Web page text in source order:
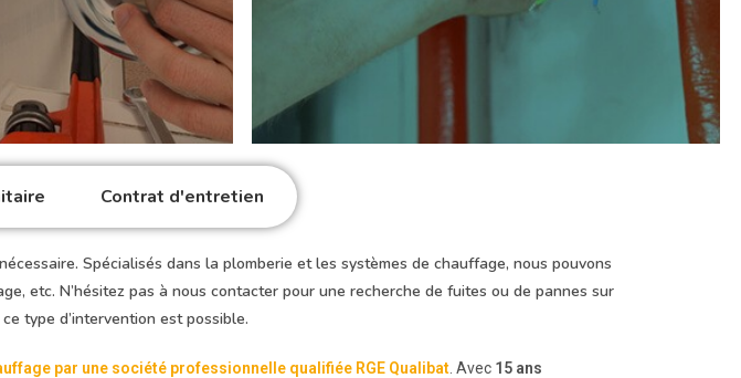
Contrat d'entretien
Spécialisés dans la plomberie et les systèmes de chauffage, nous pouvons
etc. N’hésitez pas à nous contacter pour une recherche de fuites ou de pannes sur
type d’intervention est possible.
par une société professionnelle qualifiée RGE Qualibat . Avec 15 ans